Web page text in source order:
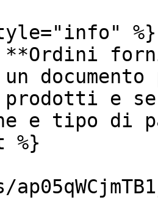
%}
**Ordini
e
e tipo di
%}